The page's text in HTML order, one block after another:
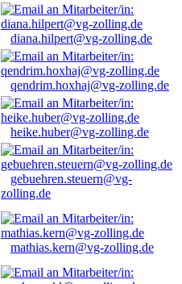
diana.hilpert@vg-zolling.de
qendrim.hoxhaj@vg-zolling.de
heike.huber@vg-zolling.de
gebuehren.steuern@vg-
zolling.de
mathias.kern@vg-zolling.de